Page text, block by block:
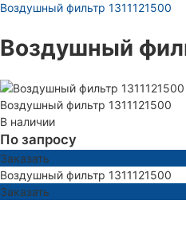
Воздушный фильтр 1311121500
Воздушный
Воздушный фильтр 1311121500
В наличии
По запросу
Заказать
Воздушный фильтр 1311121500
Заказать